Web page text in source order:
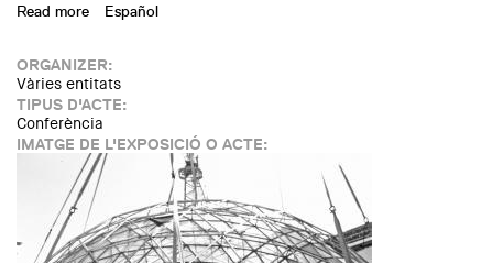
Read more about Exposició "La cúpula del Museu Dalí – homenatge a
Español
ORGANIZER:
Vàries entitats
TIPUS D'ACTE:
Conferència
IMATGE DE L'EXPOSICIÓ O ACTE: